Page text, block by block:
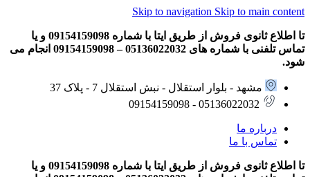
Skip to navigation Skip to main content
تا اطلاع ثانوی فروش از طریق ایتا با شماره 09154159098 و یا
تماس تلفنی با شماره های 05136022032 – 09154159098 انجام می
شود.
مشهد - بلوار استقلال - نبش استقلال 7 - پلاک 37
05136022032 - 09154159098
درباره ما
تماس با ما
تا اطلاع ثانوی فروش از طریق ایتا با شماره 09154159098 و یا